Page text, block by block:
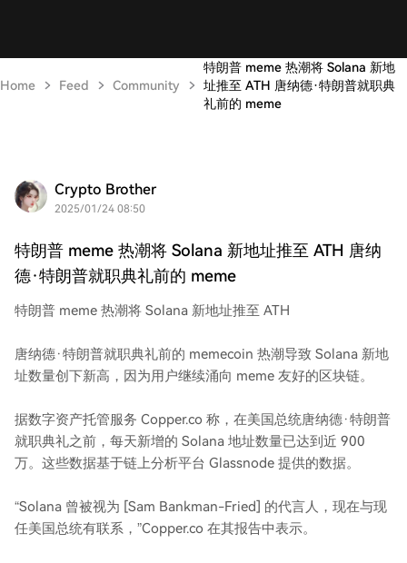
Home Feed Community
特朗普 meme 热潮将 Solana 新地
址推至 ATH 唐纳德·特朗普就职典
礼前的 meme
Crypto Brother
2025/01/24 08:50
特朗普 meme 热潮将 Solana 新地址推至 ATH 唐纳
德·特朗普就职典礼前的 meme
特朗普 meme 热潮将 Solana 新地址推至 ATH
唐纳德·特朗普就职典礼前的 memecoin 热潮导致 Solana 新地
址数量创下新高，因为用户继续涌向 meme 友好的区块链。
据数字资产托管服务 Copper.co 称，在美国总统唐纳德·特朗普
就职典礼之前，每天新增的 Solana 地址数量已达到近 900
万。这些数据基于链上分析平台 Glassnode 提供的数据。
“Solana 曾被视为 [Sam Bankman-Fried] 的代言人，现在与现
任美国总统有联系，”Copper.co 在其报告中表示。